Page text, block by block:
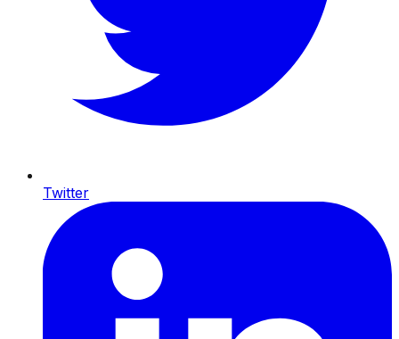
Twitter